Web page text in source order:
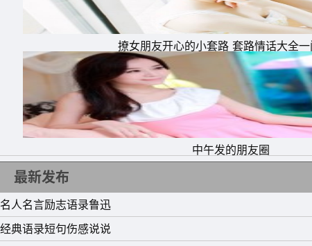
桑
15、人生，就是一场修行。一场内心不断被摧
撩女朋友开心的小套路 套路情话大全
中午发的朋友圈
最新发布
名人名言励志语录鲁迅
经典语录短句伤感说说